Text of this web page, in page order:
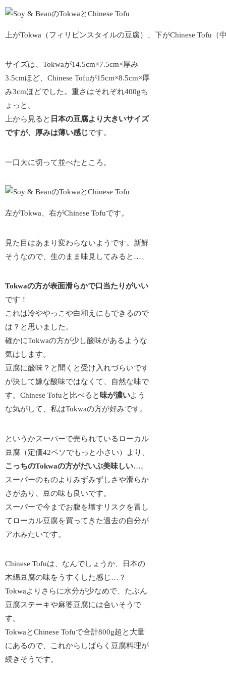
上がTokwa（フィリピンスタイルの豆腐）、下がChinese Tofu
サイズは、Tokwaが14.5cm×7.5cm×厚み
3.5cmほど、Chinese Tofuが15cm×8.5cm×厚
み3cmほどでした。重さはそれぞれ400gち
ょっと。
上から見ると 日本の豆腐より大きいサイズ
ですが、厚みは薄い感じです。
一口大に切って並べたところ。
左がTokwa、右がChinese Tofuです。
見た目はあまり変わらないようです。新鮮
そうなので、生のまま味見してみると…、
Tokwaの方が表面滑らかで口当たりがいい
です！
これは冷ややっこや白和えにもできるので
は？と思いました。
確かにTokwaの方が少し酸味があるような
気はします。
豆腐に酸味？と聞くと受け入れづらいです
が決して嫌な酸味ではなくて、自然な味で
す。Chinese Tofuと比べると味が濃いよう
な気がして、私はTokwaの方が好みです。
というかスーパーで売られているローカル
豆腐（定価42ペソでもっと小さい）より、
こっちのTokwaの方がだいぶ美味しい…。
スーパーのものよりみずみずしさや滑らか
さがあり、豆の味も良いです。
スーパーで今までお腹を壊すリスクを冒し
てローカル豆腐を買ってきた過去の自分が
アホみたいです。
Chinese Tofuは、なんでしょうか、日本の
木綿豆腐の味をうすくした感じ…？
Tokwaよりさらに水分が少なめで、たぶん
豆腐ステーキや麻婆豆腐には合いそうで
す。
TokwaとChinese Tofuで合計800g超と大量
にあるので、これからしばらく豆腐料理が
続きそうです。